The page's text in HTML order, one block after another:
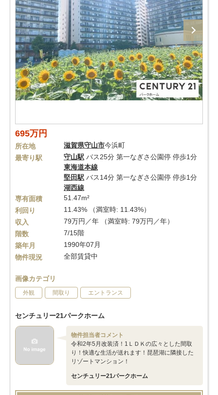
695万円
所在地 滋賀県守山市今浜町
最寄り駅
守山駅 バス25分 第一なぎさ公園停 停歩1分
東海道本線
堅田駅 バス14分 第一なぎさ公園停 停歩1分
湖西線
専有面積
51.47m²
利回り
11.43% （満室時: 11.43%）
収入
79万円／年 （満室時: 79万円／年）
階数
7/15階
築年月
1990年07月
物件現況
全部賃貸中
画像カテゴリ
外観 間取り エントランス
センチュリー21パークホーム
物件担当者コメント
令和2年5月改装済！1ＬＤＫの広々とした間取
り！快適な生活が送れます！琵琶湖に隣接した
リゾートマンション！
センチュリー21パークホーム